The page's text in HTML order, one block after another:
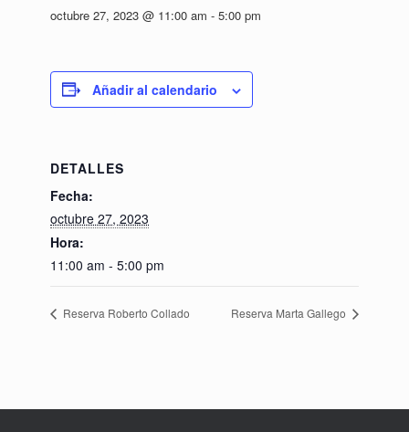
octubre 27, 2023 @ 11:00 am - 5:00 pm
Añadir al calendario
DETALLES
Fecha:
octubre 27, 2023
Hora:
11:00 am - 5:00 pm
Reserva Roberto Collado Reserva Marta Gallego